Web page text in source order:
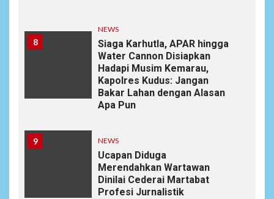
8
NEWS
Siaga Karhutla, APAR hingga
Water Cannon Disiapkan
Hadapi Musim Kemarau,
Kapolres Kudus: Jangan
Bakar Lahan dengan Alasan
Apa Pun
9 NEWS
Ucapan Diduga
Merendahkan Wartawan
Dinilai Cederai Martabat
Profesi Jurnalistik